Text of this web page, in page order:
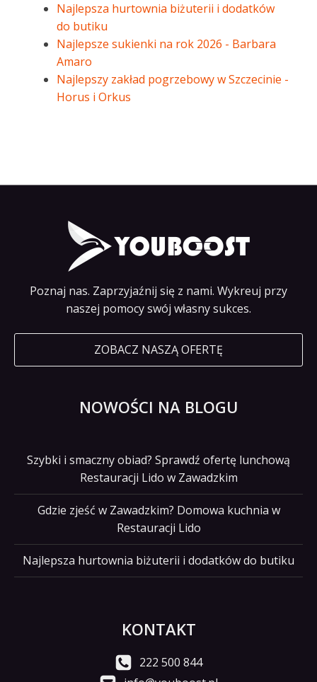
Najlepsza hurtownia biżuterii i dodatków
do butiku
Najlepsze sukienki na rok 2026 - Barbara
Amaro
Najlepszy zakład pogrzebowy w Szczecinie -
Horus i Orkus
Poznaj nas. Zaprzyjaźnij się z nami. Wykreuj przy
naszej pomocy swój własny sukces.
ZOBACZ NASZĄ OFERTĘ
NOWOŚCI NA BLOGU
Szybki i smaczny obiad? Sprawdź ofertę lunchową
Restauracji Lido w Zawadzkim
Gdzie zjeść w Zawadzkim? Domowa kuchnia w
Restauracji Lido
Najlepsza hurtownia biżuterii i dodatków do butiku
KONTAKT
222 500 844